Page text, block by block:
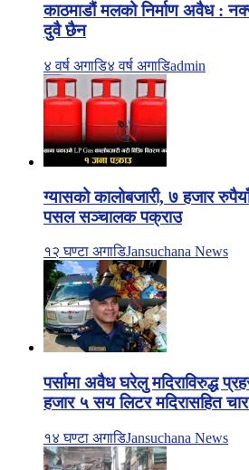
काठमाडौं मलको निर्माण अवैध :
दुवै छैन
४ वर्ष अगाडि४ वर्ष अगाडिadmin
ग्यासको कालोबजारी, ७ हजार
पसल सञ्चालक पक्राउ
१२ घण्टा अगाडिJansuchana News
पर्सामा अवैध घरेलु मदिराविरुद्ध
हजार ५ सय लिटर मदिरासहित
१४ घण्टा अगाडिJansuchana News